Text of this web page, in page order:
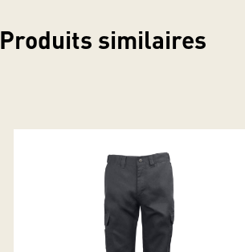
Produits similaires